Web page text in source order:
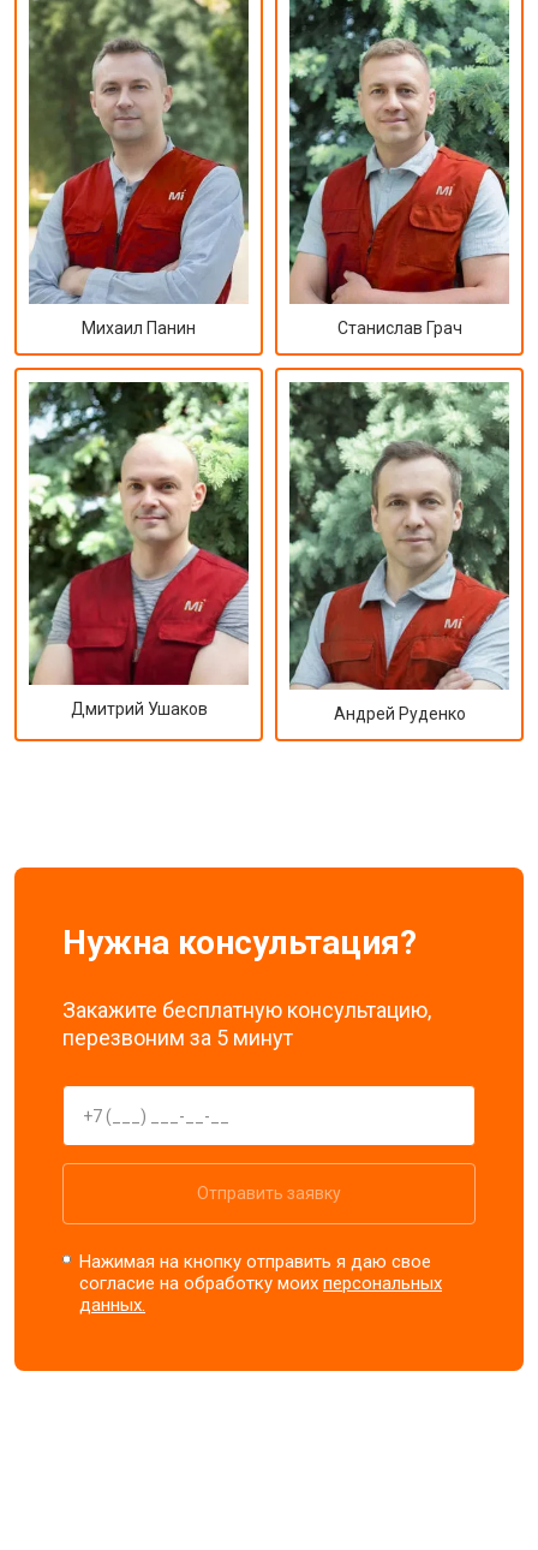
Михаил Панин Станислав Грач
Дмитрий Ушаков Андрей Руденко
Нужна консультация?
Закажите бесплатную консультацию,
перезвоним за 5 минут
Отправить заявку
Нажимая на кнопку отправить я даю свое
согласие на обработку моихперсональных
данных.